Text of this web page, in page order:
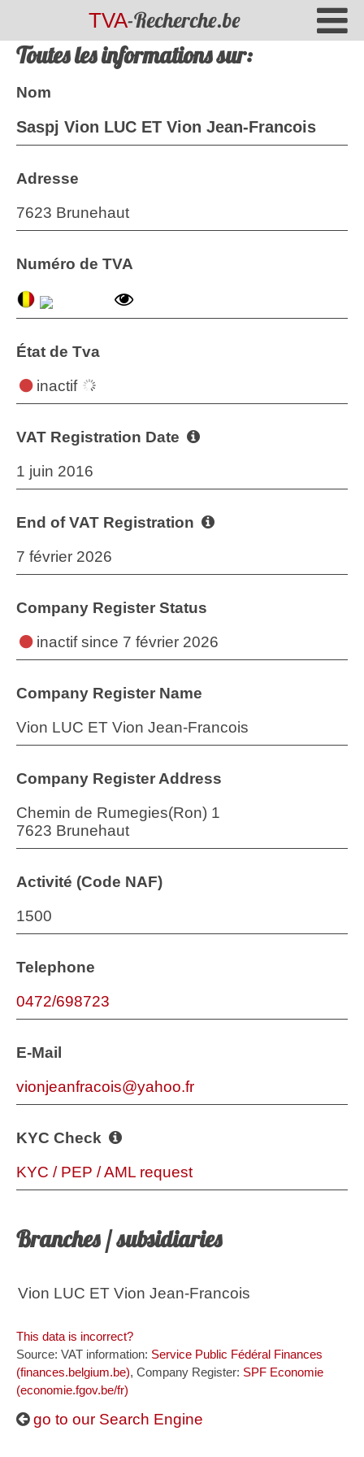
TVA-Recherche.be
Toutes les informations sur:
Nom
Saspj Vion LUC ET Vion Jean-Francois
Adresse
7623 Brunehaut
Numéro de TVA
État de Tva
inactif
VAT Registration Date
1 juin 2016
End of VAT Registration
7 février 2026
Company Register Status
inactifsince 7 février 2026
Company Register Name
Vion LUC ET Vion Jean-Francois
Company Register Address
Chemin de Rumegies(Ron) 1
7623 Brunehaut
Activité (Code NAF)
1500
Telephone
0472/698723
E-Mail
vionjeanfracois@yahoo.fr
KYC Check
KYC / PEP / AML request
Branches / subsidiaries
Vion LUC ET Vion Jean-Francois
This data is incorrect?
Source: VAT information: Service Public Fédéral Finances
(finances.belgium.be), Company Register: SPF Economie
(economie.fgov.be/fr)
go to our Search Engine